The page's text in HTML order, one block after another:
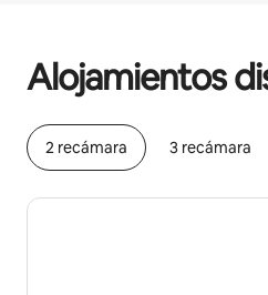
Alojamientos
2 recámara 3 recámara